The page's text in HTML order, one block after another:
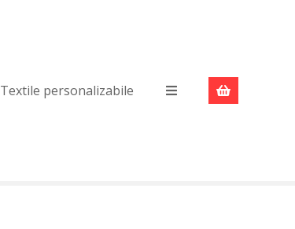
Textile personalizabile